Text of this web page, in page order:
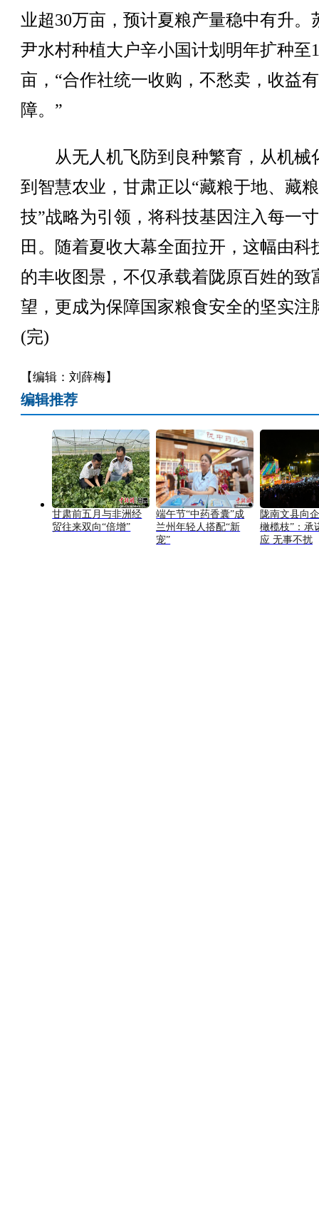
业超30万亩，预计夏粮产量稳中有升。
尹水村种植大户辛小国计划明年扩种至
亩，“合作社统一收购，不愁卖，收益
障。”
从无人机飞防到良种繁育，从机械
到智慧农业，甘肃正以“藏粮于地、藏
技”战略为引领，将科技基因注入每一
田。随着夏收大幕全面拉开，这幅由科
的丰收图景，不仅承载着陇原百姓的致
望，更成为保障国家粮食安全的坚实注
(完)
【编辑：刘薛梅】
编辑推荐
甘肃前五月与非洲经
贸往来双向“倍增”
端午节“中药香囊”成
兰州年轻人搭配“新
宠”
陇南文县向
橄榄枝”：承
应 无事不扰